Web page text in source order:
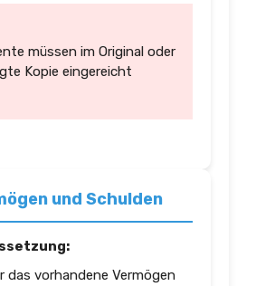
müssen im Original oder
Kopie eingereicht
und Schulden
das vorhandene Vermögen